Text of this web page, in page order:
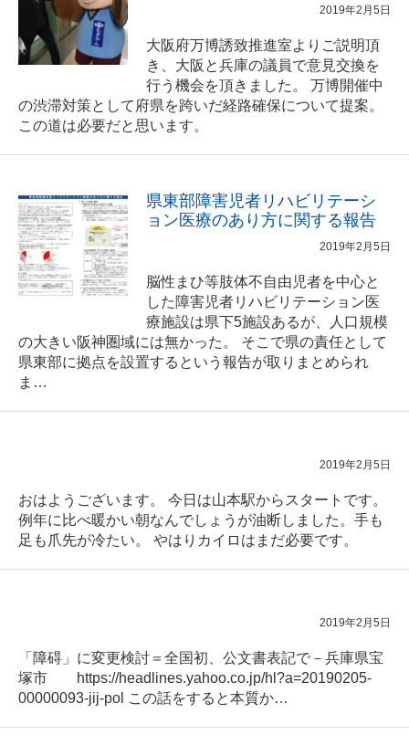
2019年2月5日
大阪府万博誘致推進室よりご説明頂
き、大阪と兵庫の議員で意見交換を
行う機会を頂きました。 万博開催中
の渋滞対策として府県を跨いだ経路確保について提案。
この道は必要だと思います。
県東部障害児者リハビリテーシ
ョン医療のあり方に関する報告
2019年2月5日
脳性まひ等肢体不自由児者を中心と
した障害児者リハビリテーション医
療施設は県下5施設あるが、人口規模
の大きい阪神圏域には無かった。 そこで県の責任として
県東部に拠点を設置するという報告が取りまとめられ
ま…
2019年2月5日
おはようございます。 今日は山本駅からスタートです。
例年に比べ暖かい朝なんでしょうが油断しました。手も
足も爪先が冷たい。 やはりカイロはまだ必要です。
2019年2月5日
「障碍」に変更検討＝全国初、公文書表記で－兵庫県宝
塚市 https://headlines.yahoo.co.jp/hl?a=20190205-
00000093-jij-pol この話をすると本質か…